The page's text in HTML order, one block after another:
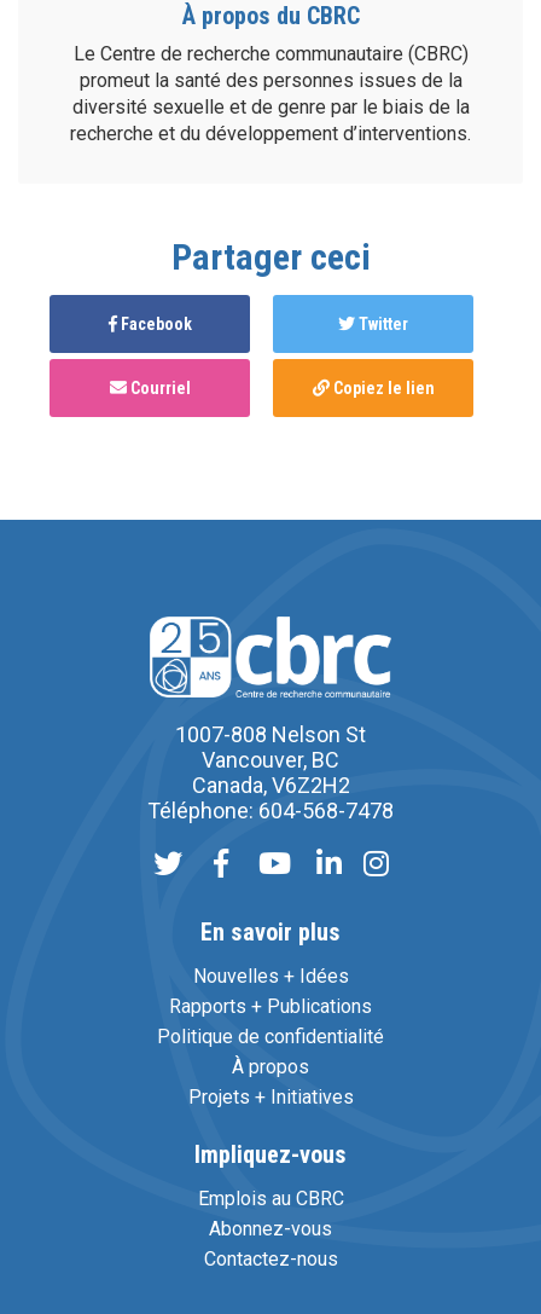
À propos du CBRC
Le Centre de recherche communautaire (CBRC)
promeut la santé des personnes issues de la
diversité sexuelle et de genre par le biais de la
recherche et du développement d’interventions.
Partager ceci
Facebook Twitter
Courriel Copiez le lien
1007-808 Nelson St
Vancouver, BC
Canada, V6Z2H2
Téléphone: 604-568-7478
En savoir plus
Nouvelles + Idées
Rapports + Publications
Politique de confidentialité
À propos
Projets + Initiatives
Impliquez-vous
Emplois au CBRC
Abonnez-vous
Contactez-nous